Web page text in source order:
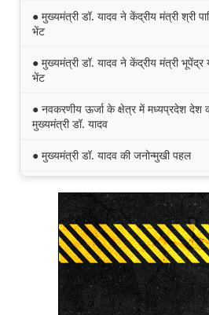
● मुख्यमंत्री डॉ. यादव ने केंद्रीय मंत्री श्री
भेंट
● मुख्यमंत्री डॉ. यादव ने केंद्रीय मंत्री भूपेंद्र
भेंट
● नवकरणीय ऊर्जा के क्षेत्र में मध्यप्रदेश देश
मुख्यमंत्री डॉ. यादव
● मुख्यमंत्री डॉ. यादव की जनोन्मुखी पहल
की पुण्यतिथि पर श्रद्धांजलि अर्पित की
● जन-कल्याणकारी तथा हितग्राही मूलक
प्रभावी बनाने के लिए अनुशंसाएं देने उच्च
● मध्यप्रदेश में सृजन संवाद अभियान का